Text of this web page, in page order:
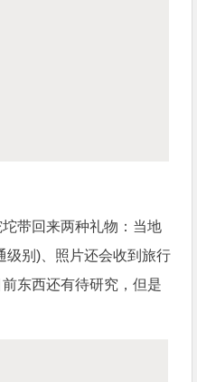
带回来两种礼物：当地
级别)、照片还会收到旅行
东西还有待研究，但是